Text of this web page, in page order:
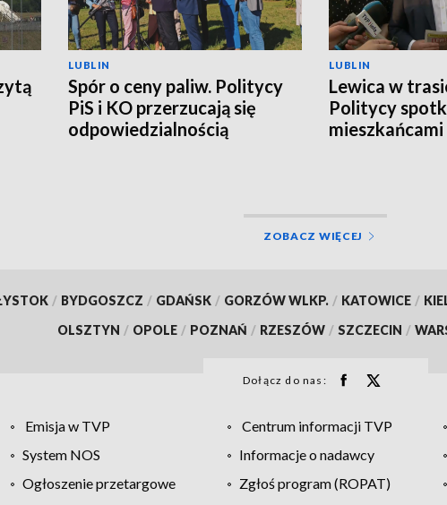
LUBLIN
Spór o ceny paliw. Politycy
PiS i KO przerzucają się
odpowiedzialnością
LUBLIN
Lewica w
Politycy
ZOBACZ WIĘCEJ
/ BYDGOSZCZ / GDAŃSK / GORZÓW WLKP. / KATOWICE /
OLSZTYN / OPOLE / POZNAŃ / RZESZÓW / SZCZECIN /
Dołącz do nas:
Emisja w TVP Centrum informacji TVP
System NOS Informacje o nadawcy
Ogłoszenie przetargowe Zgłoś program (ROPAT)